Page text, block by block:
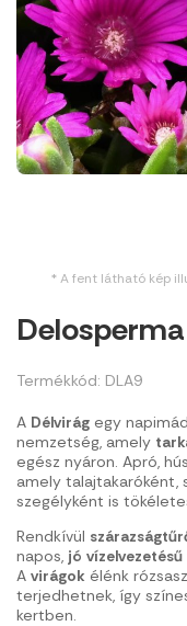
* A fent látható kép
Termékkód: DLA9
A Délvirág egy
nemzetség, amely
egész nyáron. Apró,
amely talajtakaróként,
szegélyként is
Rendkívül
napos, jó vízelvezetésű
A virágok élénk
terjedhetnek, így
kertben.